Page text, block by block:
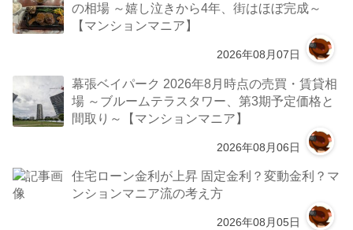
の相場 ～嬉し泣きから4年、街はほぼ完成～
【マンションマニア】
2026年08月07日
幕張ベイパーク 2026年8月時点の売買・賃貸相
場 ～ブルームテラスタワー、第3期予定価格と
間取り～【マンションマニア】
2026年08月06日
住宅ローン金利が上昇 固定金利？変動金利？マ
ンションマニア流の考え方
2026年08月05日